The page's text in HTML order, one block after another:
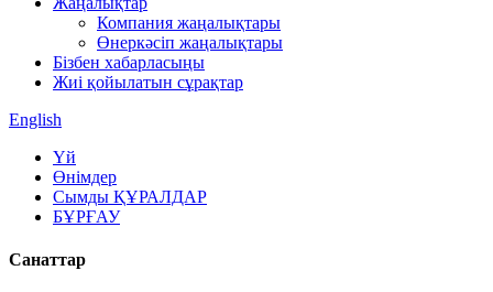
Компания жаңалықтары
Өнеркәсіп жаңалықтары
Бізбен хабарласыңы
Жиі қойылатын сұрақтар
English
Үй
Өнімдер
Сымды ҚҰРАЛДАР
БҰРҒАУ
Санаттар